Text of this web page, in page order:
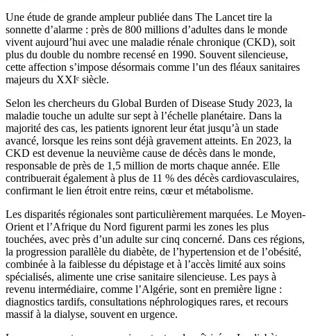
Une étude de grande ampleur publiée dans The Lancet tire la
sonnette d’alarme : près de 800 millions d’adultes dans le monde
vivent aujourd’hui avec une maladie rénale chronique (CKD), soit
plus du double du nombre recensé en 1990. Souvent silencieuse,
cette affection s’impose désormais comme l’un des fléaux sanitaires
majeurs du XXIᵉ siècle.
Selon les chercheurs du Global Burden of Disease Study 2023, la
maladie touche un adulte sur sept à l’échelle planétaire. Dans la
majorité des cas, les patients ignorent leur état jusqu’à un stade
avancé, lorsque les reins sont déjà gravement atteints. En 2023, la
CKD est devenue la neuvième cause de décès dans le monde,
responsable de près de 1,5 million de morts chaque année. Elle
contribuerait également à plus de 11 % des décès cardiovasculaires,
confirmant le lien étroit entre reins, cœur et métabolisme.
Les disparités régionales sont particulièrement marquées. Le Moyen-
Orient et l’Afrique du Nord figurent parmi les zones les plus
touchées, avec près d’un adulte sur cinq concerné. Dans ces régions,
la progression parallèle du diabète, de l’hypertension et de l’obésité,
combinée à la faiblesse du dépistage et à l’accès limité aux soins
spécialisés, alimente une crise sanitaire silencieuse. Les pays à
revenu intermédiaire, comme l’Algérie, sont en première ligne :
diagnostics tardifs, consultations néphrologiques rares, et recours
massif à la dialyse, souvent en urgence.